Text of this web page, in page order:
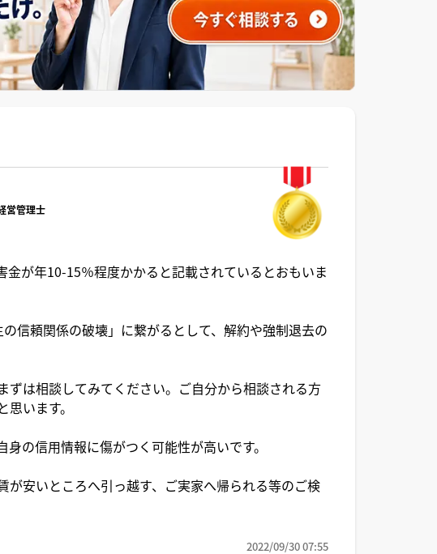
営管理士
が年10-15％程度かかると記載されているとおもいま
信頼関係の破壊」に繋がるとして、解約や強制退去の
は相談してみてください。ご自分から相談される方
います。
の信用情報に傷がつく可能性が高いです。
安いところへ引っ越す、ご実家へ帰られる等のご検
2022/09/30 07:55